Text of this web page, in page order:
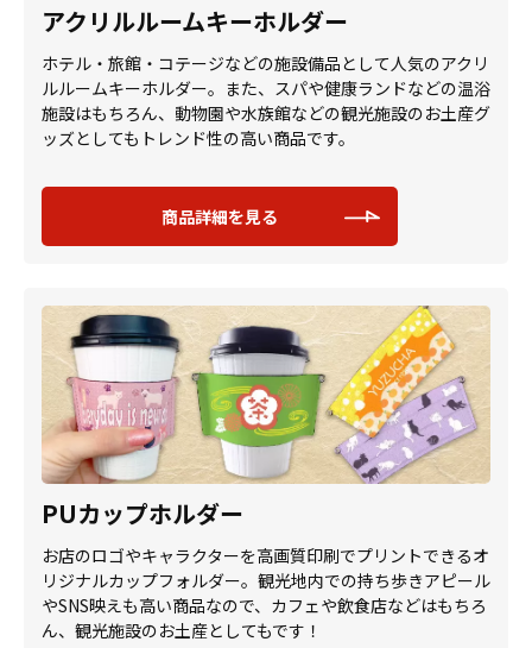
アクリルルームキーホルダー
ホテル・旅館・コテージなどの施設備品として人気のアクリ
ルルームキーホルダー。また、スパや健康ランドなどの温浴
施設はもちろん、動物園や水族館などの観光施設のお土産グ
ッズとしてもトレンド性の高い商品です。
商品詳細を見る
PUカップホルダー
お店のロゴやキャラクターを高画質印刷でプリントできるオ
リジナルカップフォルダー。観光地内での持ち歩きアピール
やSNS映えも高い商品なので、カフェや飲食店などはもちろ
ん、観光施設のお土産としてもです！